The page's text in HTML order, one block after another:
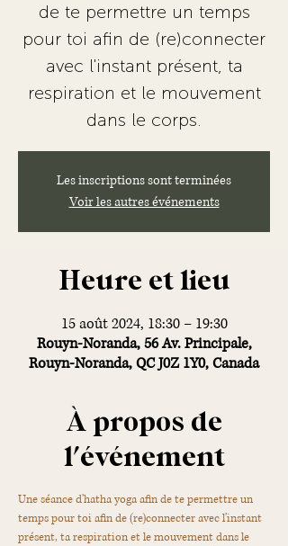
de te permettre un temps
pour toi afin de (re)connecter
avec l'instant présent, ta
respiration et le mouvement
dans le corps.
Les inscriptions sont terminées
Voir les autres événements
Heure et lieu
15 août 2024, 18:30 – 19:30
Rouyn-Noranda, 56 Av. Principale,
Rouyn-Noranda, QC J0Z 1Y0, Canada
À propos de
l'événement
Une séance d'hatha yoga afin de te permettre un
temps pour toi afin de (re)connecter avec l'instant
présent, ta respiration et le mouvement dans le